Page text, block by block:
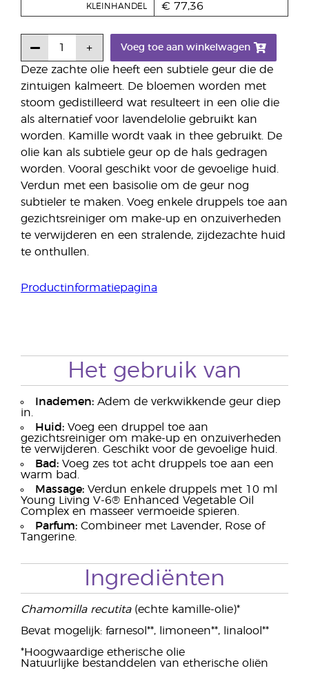
Deze zachte olie heeft een subtiele geur die de
zintuigen kalmeert. De bloemen worden met
stoom gedistilleerd wat resulteert in een olie die
als alternatief voor lavendelolie gebruikt kan
worden. Kamille wordt vaak in thee gebruikt. De
olie kan als subtiele geur op de hals gedragen
worden. Vooral geschikt voor de gevoelige huid.
Verdun met een basisolie om de geur nog
subtieler te maken. Voeg enkele druppels toe aan
gezichtsreiniger om make-up en onzuiverheden
te verwijderen en een stralende, zijdezachte huid
te onthullen.
Productinformatiepagina
KLEINHANDEL € 77,36
Voeg toe aan winkelwagen
Het gebruik van
Inademen: Adem de verkwikkende geur diep
in.
Huid: Voeg een druppel toe aan
gezichtsreiniger om make-up en onzuiverheden
te verwijderen. Geschikt voor de gevoelige huid.
Bad: Voeg zes tot acht druppels toe aan een
warm bad.
Massage: Verdun enkele druppels met 10 ml
Young Living V-6® Enhanced Vegetable Oil
Complex en masseer vermoeide spieren.
Parfum: Combineer met Lavender, Rose of
Tangerine.
Ingrediënten
Chamomilla recutita(echte kamille-olie)*
Bevat mogelijk: farnesol**, limoneen**, linalool**
*Hoogwaardige etherische olie
Natuurlijke bestanddelen van etherische oliën